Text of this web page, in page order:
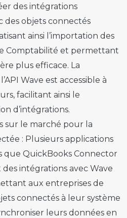
des intégrations
des objets connectés
ainsi l’importation des
Comptabilité et permettant
plus efficace. La
Wave est accessible à
facilitant ainsi le
d’intégrations.
sur le marché pour la
: Plusieurs applications
que QuickBooks Connector
intégrations avec Wave
aux entreprises de
connectés à leur système
leurs données en